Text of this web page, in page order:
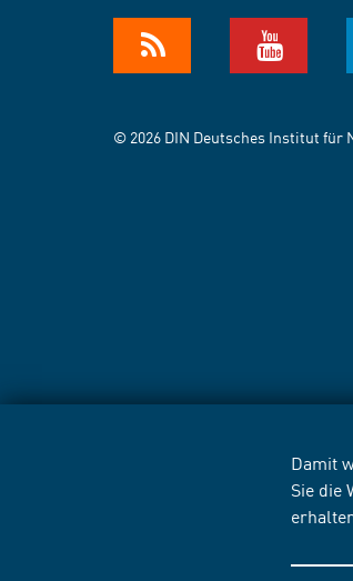
Damit
Sie die
© 2026 DIN Deutsches Institut für